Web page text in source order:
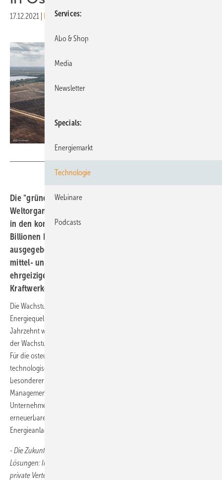
17.12.2021 Druckvorschau
Die "grüne Revolution" wird zu einer Tatsache. Die
Weltorganisation für erneuerbare Energien schätzt, dass
in den kommenden Jahren weltweit 2,5 bis sogar 4
Billionen Dollar pro Jahr für die Energiewende
ausgegeben werden. Besonders viel zu tun gibt es in den
mittel- und osteuropäischen Ländern, wo die
ehrgeizigen Pläne und Ziele des Green Deal auf veraltete
Kraftwerke treffen.
Die Wachstumsrate der Stromerzeugung aus erneuerbaren
Energiequellen ist immer noch nicht optimal, aber das laufende
Jahrzehnt wird einen Wettlauf der Volkswirtschaften zur Verbesserung
der Wachstumsrate der Stromerzeugung aus dieser Quelle bringen.
Für die osteuropäischen Partner ist es angesichts der rechtlichen,
technologischen und wirtschaftlichen Anforderungen von
besonderer Bedeutung, Spezialisten mit Erfahrung im komplexen
Management großer Energieprojekte zu gewinnen. Zu diesen
Unternehmen gehört Electrum, einer der Marktführer im Bereich
erneuerbare Energien, der sich auf die Realisierung komplexer
Energieanlagen spezialisiert hat.
- Die Zukunft der erneuerbaren Energien gehört zu den dezentralen
Lösungen: Intelligente Ballungsgebiete mit Inselstromversorgung,
private Verteilernetze oder grüner Wasserstoff für einen sauberen
Services
Abo & Shop
Media
Newsletter
Specials
Energiemarkt
Technologie
Webinare
Podcasts